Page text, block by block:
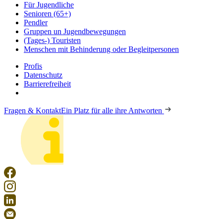
Für Jugendliche
Senioren (65+)
Pendler
Gruppen un Jugendbewegungen
(Tages-) Touristen
Menschen mit Behinderung oder Begleitpersonen
Profis
Datenschutz
Barrierefreiheit
Fragen & KontaktEin Platz für alle ihre Antworten